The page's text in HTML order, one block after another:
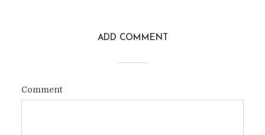
ADD COMMENT
Comment